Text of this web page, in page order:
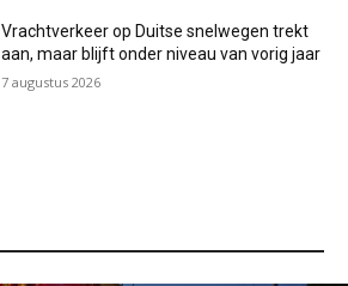
Vrachtverkeer op Duitse snelwegen trekt
aan, maar blijft onder niveau van vorig jaar
7 augustus 2026